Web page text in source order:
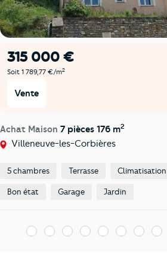
315 000 €
Soit 1 789,77 €/m2
Vente
Achat Maison 7 pièces 176 m2
Villeneuve-les-Corbières
5 chambres Terrasse Climatisation
Bon état Garage Jardin
1 2 3 4 5 6 7 8